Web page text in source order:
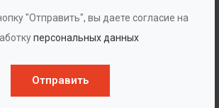
"Отправить", вы даете согласие на
персональных данных
Отправить